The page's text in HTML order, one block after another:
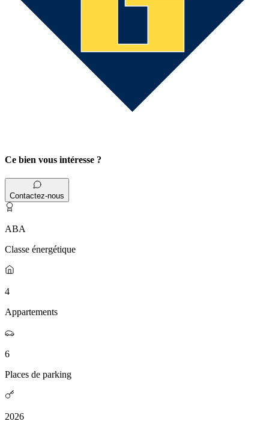
Ce bien vous intéresse ?
Contactez-nous
ABA
Classe énergétique
4
Appartements
6
Places de parking
2026